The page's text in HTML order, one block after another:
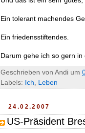
Ein tolerant machendes
Ein friedensstiftendes.
Darum gehe ich so gern in
Geschrieben von Andi um
Labels: Ich Leben
24.02.2007
US-Präsident